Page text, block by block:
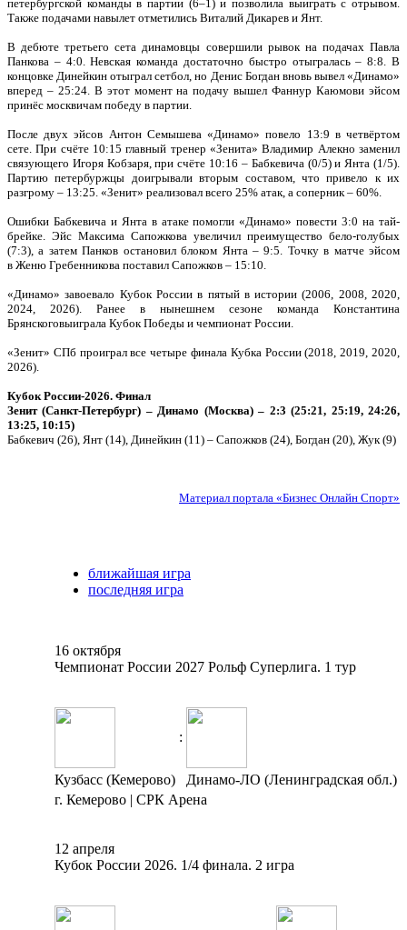
петербургской команды в партии (6–1) и позволила выиграть с отрывом.
Также подачами навылет отметились Виталий Дикарев и Янт.
В дебюте третьего сета динамовцы совершили рывок на подачах Павла
Панкова – 4:0. Невская команда достаточно быстро отыгралась – 8:8. В
концовке Динейкин отыграл сетбол, но Денис Богдан вновь вывел «Динамо»
вперед – 25:24. В этот момент на подачу вышел Фаннур Каюмови эйсом
принёс москвичам победу в партии.
После двух эйсов Антон Семышева «Динамо» повело 13:9 в четвёртом
сете. При счёте 10:15 главный тренер «Зенита» Владимир Алекно заменил
связующего Игоря Кобзаря, при счёте 10:16 – Бабкевича (0/5) и Янта (1/5).
Партию петербуржцы доигрывали вторым составом, что привело к их
разгрому – 13:25. «Зенит» реализовал всего 25% атак, а соперник – 60%.
Ошибки Бабкевича и Янта в атаке помогли «Динамо» повести 3:0 на тай-
брейке. Эйс Максима Сапожкова увеличил преимущество бело-голубых
(7:3), а затем Панков остановил блоком Янта – 9:5. Точку в матче эйсом
в Женю Гребенникова поставил Сапожков – 15:10.
«Динамо» завоевало Кубок России в пятый в истории (2006, 2008, 2020,
2024, 2026). Ранее в нынешнем сезоне команда Константина
Брянскоговыиграла Кубок Победы и чемпионат России.
«Зенит» СПб проиграл все четыре финала Кубка России (2018, 2019, 2020,
2026).
Кубок России-2026. Финал
Зенит (Санкт-Петербург) – Динамо (Москва) – 2:3 (25:21, 25:19, 24:26,
13:25, 10:15)
Бабкевич (26), Янт (14), Динейкин (11) – Сапожков (24), Богдан (20), Жук (9)
Материал портала «Бизнес Онлайн Спорт»
ближайшая игра
последняя игра
16 октября
Чемпионат России 2027 Рольф Суперлига. 1 тур
:
Кузбасс (Кемерово)
Динамо-ЛО (Ленинградская обл.)
г. Кемерово | СРК Арена
12 апреля
Кубок России 2026. 1/4 финала. 2 игра